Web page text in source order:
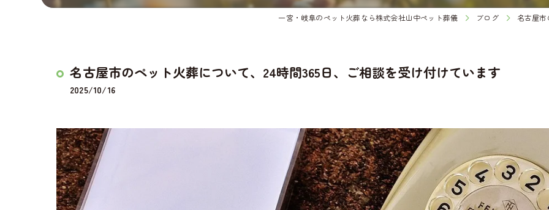
一宮・岐阜のペット火葬なら株式会社山中ペット葬儀 ブログ 名古屋市
名古屋市のペット火葬について、24時間365日、ご相談を受け付けています
2025/10/16